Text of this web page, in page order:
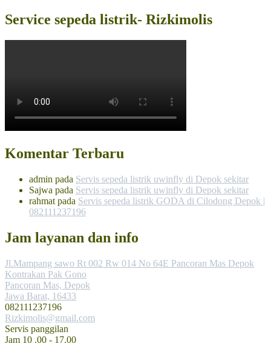
Service sepeda listrik- Rizkimolis
Komentar Terbaru
admin pada Servis sepeda listrik uwinfly di Depok sekitar
Sajwa pada Servis sepeda listrik uwinfly di Depok sekitar
rahmat pada Servis sepeda listrik GODA di Cilodong Depok |
082111237196
Jam layanan dan info
Jl.Mampang sawo Rt 002 Rw 014 No 64E Pancoran Mas Depok
Kontrakan Pak Gono
Pancoran Mas, Depok
Jawa Barat, 16433
082111237196
Rizkimolis@gmail.com
Servis panggilan
Jam 10 .00 - 17.00